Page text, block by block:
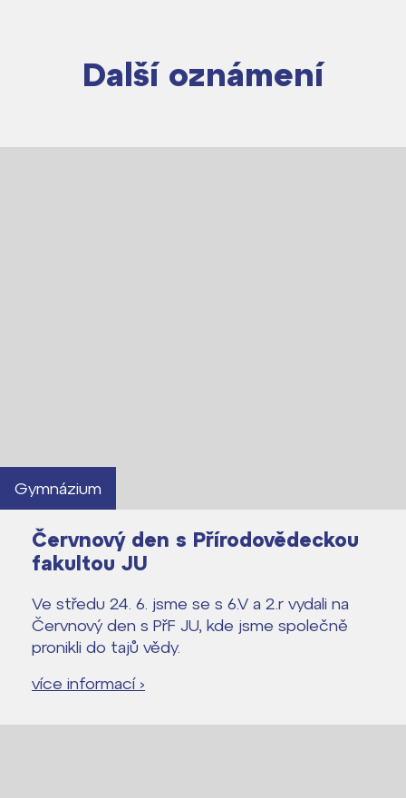
Další oznámení
Gymnázium
Červnový den s Přírodovědeckou
fakultou JU
Ve středu 24. 6. jsme se s 6.V a 2.r vydali na
Červnový den s PřF JU, kde jsme společně
pronikli do tajů vědy.
více informací ›